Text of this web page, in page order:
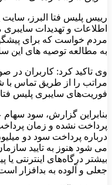
رییس پلیس فتا البرز،
اطلاعات و تهدیدات
مردم خواست که برای
به مطالعه توصیه های این
وی تاکید کرد: کاربران در
فوریت‌های سایبری پلیس فتا
پرداخت نشده و زمان
درباره پرداخت سود دو
می شود هنوز به تایید
بیشتر درگاه‌های اینترنتی
جعلی و آلوده به بدافزار